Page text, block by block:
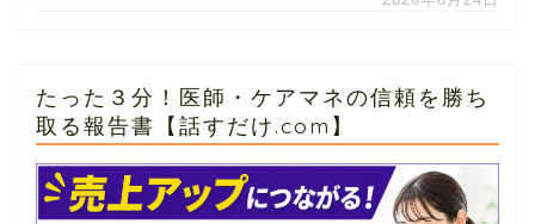
たった３分！医師・ケアマネの信頼を勝ち
取る報告書【話すだけ.com】